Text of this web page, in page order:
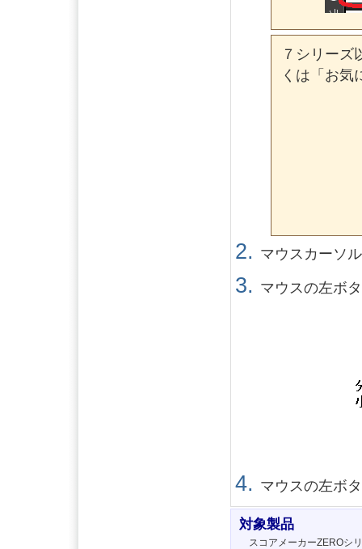
７シリーズ
くは「お気
マウスカーソ
マウスの左ボ
マウスの左ボ
対象製品
スコアメーカーZEROシ